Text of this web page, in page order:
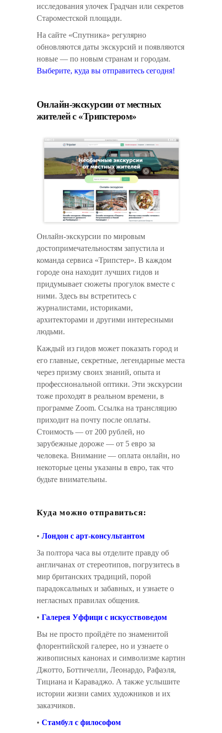
исследования улочек Градчан или секретов
Староместской площади.
На сайте «Спутника» регулярно
обновляются даты экскурсий и появляются
новые — по новым странам и городам.
Выберите, куда вы отправитесь сегодня!
Онлайн-экскурсии от местных
жителей с «Трипстером»
Онлайн-экскурсии по мировым
достопримечательностям запустила и
команда сервиса «Трипстер». В каждом
городе она находит лучших гидов и
придумывает сюжеты прогулок вместе с
ними. Здесь вы встретитесь с
журналистами, историками,
архитекторами и другими интересными
людьми.
Каждый из гидов может показать город и
его главные, секретные, легендарные места
через призму своих знаний, опыта и
профессиональной оптики.​ Эти экскурсии
тоже проходят в реальном времени, в
программе Zoom. Ссылка на трансляцию
приходит на почту после оплаты.
Стоимость — от 200 рублей, но
зарубежные дороже — от 5 евро за
человека. Внимание — оплата онлайн, но
некоторые цены указаны в евро, так что
будьте внимательны.
Куда можно отправиться:
• Лондон с арт-консультантом
За полтора часа вы отделите правду об
англичанах от стереотипов, погрузитесь в
мир британских традиций, порой
парадоксальных и забавных, и узнаете о
негласных правилах общения.
• Галерея Уффици с искусствоведом
Вы не просто пройдёте по знаменитой
флорентийской галерее, но и узнаете о
живописных канонах и символизме картин
Джотто, Боттичелли, Леонардо, Рафаэля,
Тициана и Караваджо. А также услышите
истории жизни самих художников и их
заказчиков.
• Стамбул с философом